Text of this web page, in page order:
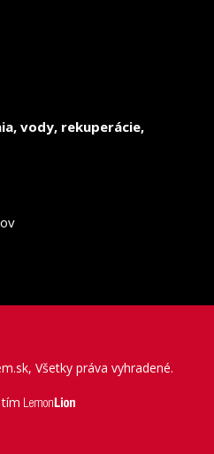
vody, rekuperácie,
Všetky práva vyhradené.